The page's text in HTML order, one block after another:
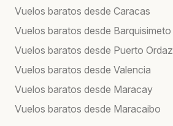
Vuelos baratos desde Caracas
Vuelos baratos desde Barquisimeto
Vuelos baratos desde Puerto Ordaz
Vuelos baratos desde Valencia
Vuelos baratos desde Maracay
Vuelos baratos desde Maracaibo